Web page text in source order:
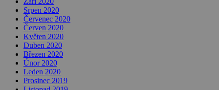
Srpen 2020
Červenec 2020
Červen 2020
Květen 2020
Duben 2020
Březen 2020
Únor 2020
Leden 2020
Prosinec 2019